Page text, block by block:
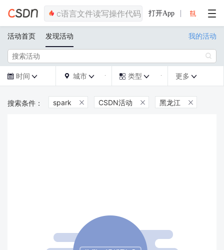
打开App
活动首页 发现活动 我的活动

 时间   城市   类型  更多 
spark  CSDN活动  黑龙江 